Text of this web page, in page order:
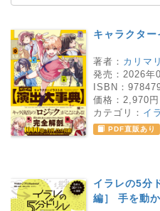
キャラクタ
著者： カリマ
発売： 2026年
ISBN：
価格： 2,970円
カテゴリ： イ
PDF直販あり
イラレの5分
編］ 手を動